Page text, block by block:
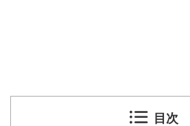
目次